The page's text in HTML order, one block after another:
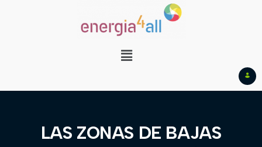
LAS ZONAS DE BAJAS